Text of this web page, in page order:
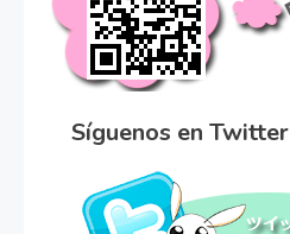
Síguenos en Twitter